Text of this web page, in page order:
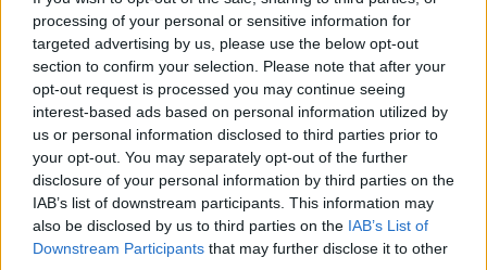
processing of your personal or sensitive information for
targeted advertising by us, please use the below opt-out
section to confirm your selection. Please note that after your
opt-out request is processed you may continue seeing
interest-based ads based on personal information utilized by
us or personal information disclosed to third parties prior to
your opt-out. You may separately opt-out of the further
disclosure of your personal information by third parties on the
IAB’s list of downstream participants. This information may
also be disclosed by us to third parties on the IAB’s List of
Downstream Participants that may further disclose it to other
για το PS4για τους οποίους θα έχουμε
σύντομα νέα. Έτσι λοιπόν, αναλυτικά τα όσα
φέρεται να μας ετοιμάζει η Sony (δεν υπάρχει
προφανώς επίσημο σχόλιο –ακόμα) είναι τα
εξής:
Gran Turismo 7 Prologue
Uncharted 4